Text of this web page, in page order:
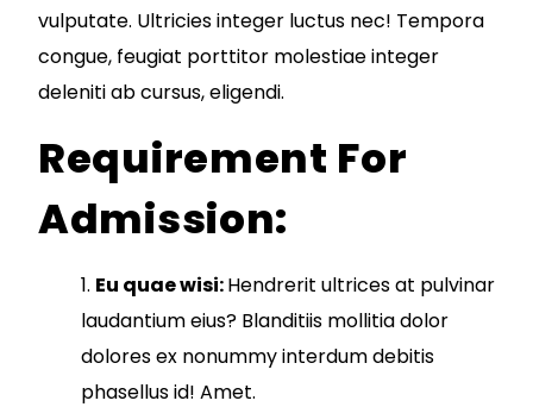
vulputate. Ultricies integer luctus nec! Tempora
congue, feugiat porttitor molestiae integer
deleniti ab cursus, eligendi.
Requirement For
Admission:
Eu quae wisi:Hendrerit ultrices at pulvinar
laudantium eius? Blanditiis mollitia dolor
dolores ex nonummy interdum debitis
phasellus id! Amet.